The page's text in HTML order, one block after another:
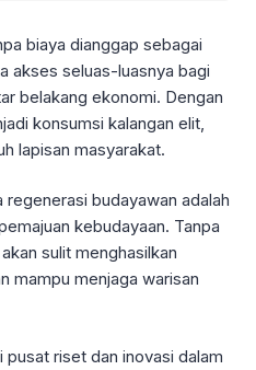
biaya dianggap sebagai
akses seluas-luasnya bagi
belakang ekonomi. Dengan
konsumsi kalangan elit,
lapisan masyarakat.
budayawan adalah
kebudayaan. Tanpa
sulit menghasilkan
mampu menjaga warisan
pusat riset dan inovasi dalam